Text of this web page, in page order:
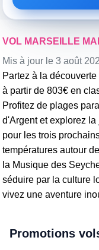
VOL MARSEILLE
Mis à jour le 3 août
Partez à la découverte
à partir de 803€ en
Profitez de plages
d'Argent et explorez
pour les trois
températures autour
la Musique des
séduire par la culture
vivez une aventure
Promotions